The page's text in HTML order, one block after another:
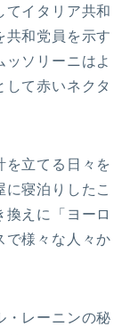
てイタリア共和
共和党員を示す
ソリーニはよ
して赤いネクタ
を立てる日々を
寝泊りしたこ
えに「ヨーロ
で様々な人々か
・レーニンの秘